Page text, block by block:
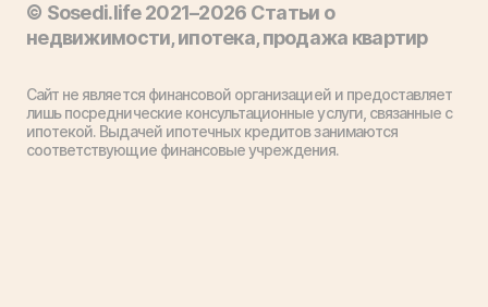
© Sosedi.life 2021–2026 Статьи о
недвижимости, ипотека, продажа квартир
Сайт не является финансовой организацией и предоставляет
лишь посреднические консультационные услуги, связанные с
ипотекой. Выдачей ипотечных кредитов занимаются
соответствующие финансовые учреждения.